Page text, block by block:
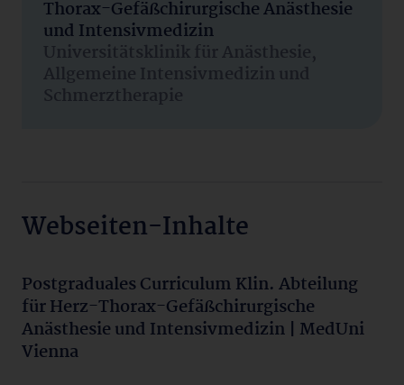
Thorax-Gefäßchirurgische Anästhesie
und Intensivmedizin
Universitätsklinik für Anästhesie,
Allgemeine Intensivmedizin und
Schmerztherapie
Webseiten-Inhalte
Postgraduales Curriculum Klin. Abteilung
für Herz-Thorax-Gefäßchirurgische
Anästhesie und Intensivmedizin | MedUni
Vienna